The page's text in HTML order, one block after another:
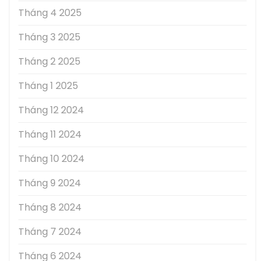
Tháng 4 2025
Tháng 3 2025
Tháng 2 2025
Tháng 1 2025
Tháng 12 2024
Tháng 11 2024
Tháng 10 2024
Tháng 9 2024
Tháng 8 2024
Tháng 7 2024
Tháng 6 2024